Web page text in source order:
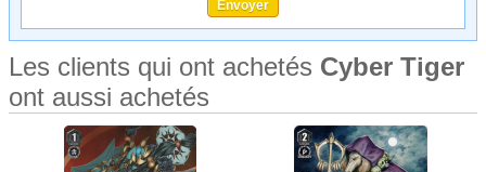
Les clients qui ont achetés Cyber Tiger
ont aussi achetés